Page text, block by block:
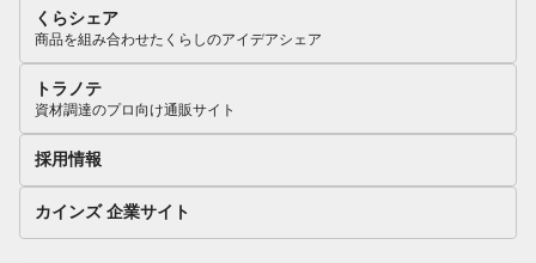
くらシェア
商品を組み合わせたくらしのアイデアシェア
トラノテ
資材調達のプロ向け通販サイト
採用情報
カインズ 企業サイト